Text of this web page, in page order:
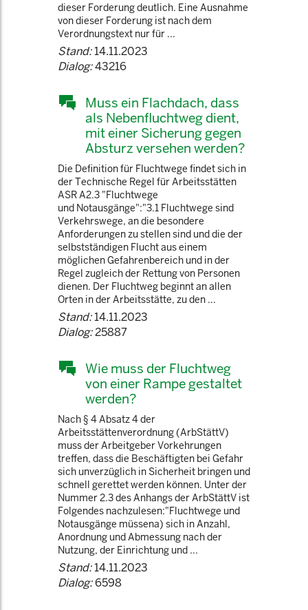
dieser Forderung deutlich. Eine Ausnahme
von dieser Forderung ist nach dem
Verordnungstext nur für ...
Stand:14.11.2023
Dialog:43216
Muss ein Flachdach, dass
als Nebenfluchtweg dient,
mit einer Sicherung gegen
Absturz versehen werden?
Die Definition für Fluchtwege findet sich in
der Technische Regel für Arbeitsstätten
ASR A2.3 "Fluchtwege
und Notausgänge":"3.1 Fluchtwege sind
Verkehrswege, an die besondere
Anforderungen zu stellen sind und die der
selbstständigen Flucht aus einem
möglichen Gefahrenbereich und in der
Regel zugleich der Rettung von Personen
dienen. Der Fluchtweg beginnt an allen
Orten in der Arbeitsstätte, zu den ...
Stand:14.11.2023
Dialog:25887
Wie muss der Fluchtweg
von einer Rampe gestaltet
werden?
Nach § 4 Absatz 4 der
Arbeitsstättenverordnung (ArbStättV)
muss der Arbeitgeber Vorkehrungen
treffen, dass die Beschäftigten bei Gefahr
sich unverzüglich in Sicherheit bringen und
schnell gerettet werden können. Unter der
Nummer 2.3 des Anhangs der ArbStättV ist
Folgendes nachzulesen:"Fluchtwege und
Notausgänge müssena) sich in Anzahl,
Anordnung und Abmessung nach der
Nutzung, der Einrichtung und ...
Stand:14.11.2023
Dialog:6598